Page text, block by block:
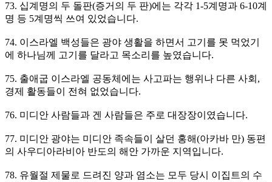
73. 십계명의 두 돌판(증거의 두 판)에는 각각 1-5계명과 6-10계
명 등 5계명씩 쓰여 있었습니다.
74. 이스라엘 백성들은 광야 생활을 하면서 고기를 못 먹었기
에 하나님께 고기를 달라고 목소리를 높였습니다.
75. 출애굽 이스라엘 공동체에는 사고파는 행위나 다른 사회,
경제 활동들이 전혀 없었습니다.
76. 미디안 사람들과 겐 사람들은 주로 대장장이였습니다.
77. 미디안 광야는 미디안 족속들이 살던 홍해(아카바 만) 동편
의 사우디아라비아 반도의 해안 가까운 지역입니다.
78. 유월절 제물로 드려진 양과 염소는 모두 당시 이집트의 수